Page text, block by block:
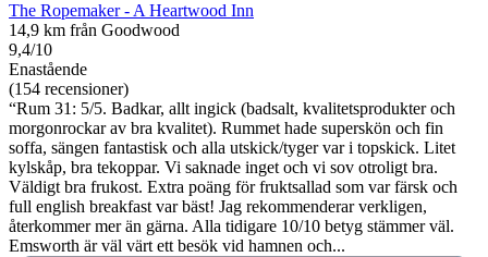
The Ropemaker - A Heartwood Inn
14,9 km från Goodwood
9,4/10
Enastående
(154 recensioner)
“Rum 31: 5/5. Badkar, allt ingick (badsalt, kvalitetsprodukter och
morgonrockar av bra kvalitet). Rummet hade superskön och fin
soffa, sängen fantastisk och alla utskick/tyger var i topskick. Litet
kylskåp, bra tekoppar. Vi saknade inget och vi sov otroligt bra.
Väldigt bra frukost. Extra poäng för fruktsallad som var färsk och
full english breakfast var bäst! Jag rekommenderar verkligen,
återkommer mer än gärna. Alla tidigare 10/10 betyg stämmer väl.
Emsworth är väl värt ett besök vid hamnen och...